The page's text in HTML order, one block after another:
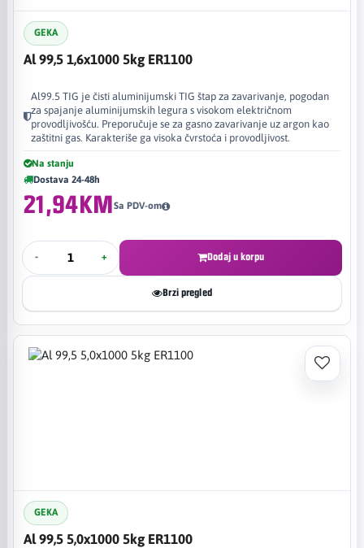
GEKA
Al 99,5 1,6x1000 5kg ER1100
Al99.5 TIG je čisti aluminijumski TIG štap za zavarivanje, pogodan
za spajanje aluminijumskih legura s visokom električnom
provodljivošću. Preporučuje se za gasno zavarivanje uz argon kao
zaštitni gas. Karakteriše ga visoka čvrstoća i provodljivost.
Na stanju
Dostava 24-48h
21,94KMSa PDV-om
- + Dodaj u korpu
Brzi pregled
GEKA
Al 99,5 5,0x1000 5kg ER1100